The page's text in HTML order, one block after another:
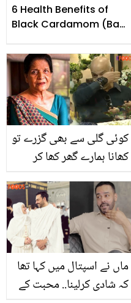
6 Health Benefits of
Black Cardamom (Badi
کوئی گلی سے بھی گزرے تو
کھانا ہمارے گھر کھا کر
بات کرتے ہوئے زبیدہ طارق
کے بیٹے رو پڑے
ماں نے اسپتال میں کہا تھا
کہ شادی کرلینا.. محبت کے